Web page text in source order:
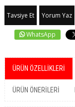
Tavsiye Et Yorum Yaz
WhatsApp
ÜRÜN ÖZELLIKLERI
ÜRÜN ÖNERILERI